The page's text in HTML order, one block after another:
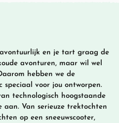
en je tart graag de
avonturen, maar wil wel
hebben we de
voor jou ontworpen.
technologisch hoogstaande
Van serieuze trektochten
op een sneeuwscooter,